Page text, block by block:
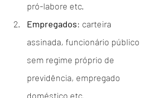
pró-labore etc.
Empregados: carteira
assinada, funcionário público
sem regime próprio de
previdência, empregado
doméstico etc.